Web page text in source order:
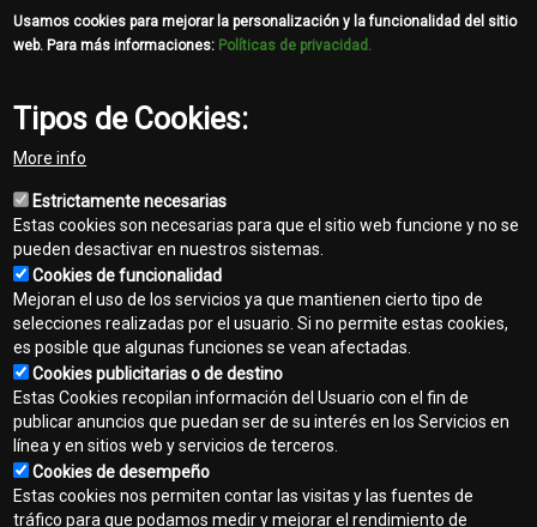
Footer
Contacto
Mapa del sitio
Usamos cookies para mejorar la personalización y la funcionalidad del sitio
web. Para más informaciones: Políticas de privacidad.
Tipos de Cookies:
More info
Estrictamente necesarias
Estas cookies son necesarias para que el sitio web funcione y no se
pueden desactivar en nuestros sistemas.
Cookies de funcionalidad
Mejoran el uso de los servicios ya que mantienen cierto tipo de
selecciones realizadas por el usuario. Si no permite estas cookies,
es posible que algunas funciones se vean afectadas.
Cookies publicitarias o de destino
Estas Cookies recopilan información del Usuario con el fin de
publicar anuncios que puedan ser de su interés en los Servicios en
línea y en sitios web y servicios de terceros.
Cookies de desempeño
Estas cookies nos permiten contar las visitas y las fuentes de
tráfico para que podamos medir y mejorar el rendimiento de